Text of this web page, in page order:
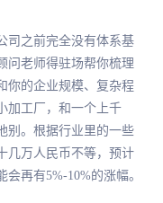
司之前完全没有体系基
问老师得驻场帮你梳理
你的企业规模、复杂程
加工厂，和一个上千
别。根据行业里的一些
几万人民币不等，预计
再有5%-10%的涨幅。